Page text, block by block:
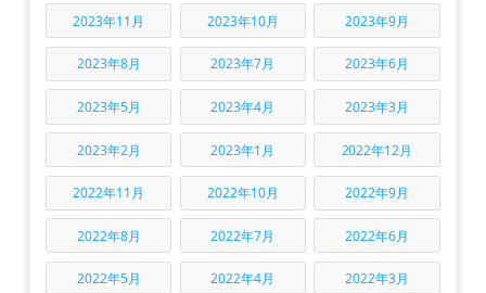
2023年11月 2023年10月 2023年9月
2023年8月 2023年7月 2023年6月
2023年5月 2023年4月 2023年3月
2023年2月 2023年1月 2022年12月
2022年11月 2022年10月 2022年9月
2022年8月 2022年7月 2022年6月
2022年5月 2022年4月 2022年3月